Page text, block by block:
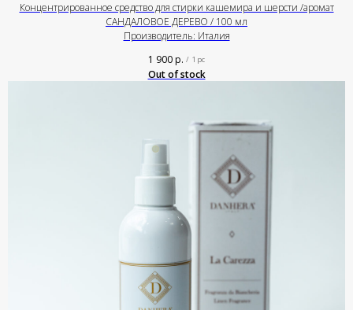
Концентрированное средство для стирки кашемира и шерсти /аромат
САНДАЛОВОЕ ДЕРЕВО / 100 мл
Производитель: Италия
1 900р. / 1 pc
Out of stock